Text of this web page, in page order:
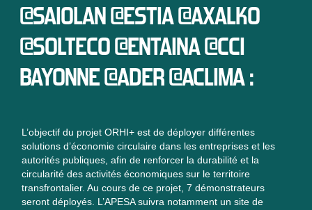
@SAIOLAN @ESTIA @AXALKO
@SOLTECO @ENTAINA @CCI
BAYONNE @ADER @ACLIMA :
L’objectif du projet ORHI+ est de déployer différentes
solutions d’économie circulaire dans les entreprises et les
autorités publiques, afin de renforcer la durabilité et la
circularité des activités économiques sur le territoire
transfrontalier. Au cours de ce projet, 7 démonstrateurs
seront déployés. L’APESA suivra notamment un site de